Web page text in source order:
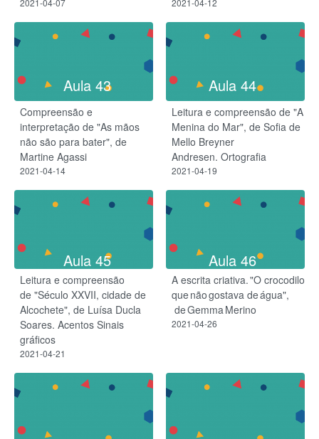
2021-04-07 2021-04-12
Aula 43
Compreensão e
interpretação de "As mãos
não são para bater", de
Martine Agassi
2021-04-14
Aula 44
Leitura e compreensão de "A
Menina do Mar", de Sofia de
Mello Breyner
Andresen. Ortografia
2021-04-19
Aula 45
Leitura e compreensão
de "Século XXVII, cidade de
Alcochete", de Luísa Ducla
Soares. Acentos Sinais
gráficos
2021-04-21
Aula 46
A escrita criativa. "O crocodilo
que não gostava de água",​
de Gemma Merino
2021-04-26